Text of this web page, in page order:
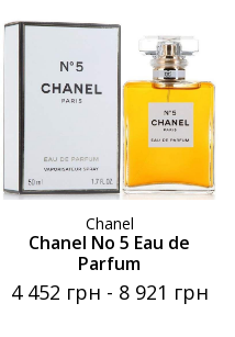
Chanel
Chanel No 5 Eau de
Parfum
4 452 грн - 8 921 грн